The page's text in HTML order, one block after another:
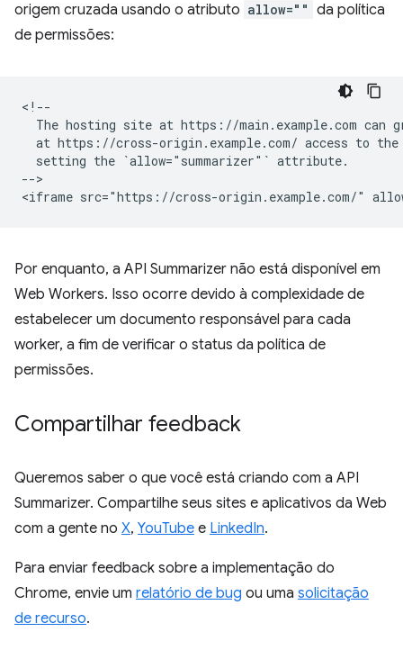
origem cruzada usando o atributo allow="" da política
de permissões:
<!--
The hosting site at https://main.example.com can
at https://cross-origin.example.com/ access to
  setting the `allow="summarizer"` attribute.
-->
Por enquanto, a API Summarizer não está disponível em
Web Workers. Isso ocorre devido à complexidade de
estabelecer um documento responsável para cada
worker, a fim de verificar o status da política de
permissões.
Compartilhar feedback
Queremos saber o que você está criando com a API
Summarizer. Compartilhe seus sites e aplicativos da Web
com a gente no X, YouTube e LinkedIn.
Para enviar feedback sobre a implementação do
Chrome, envie um relatório de bug ou uma solicitação
de recurso.